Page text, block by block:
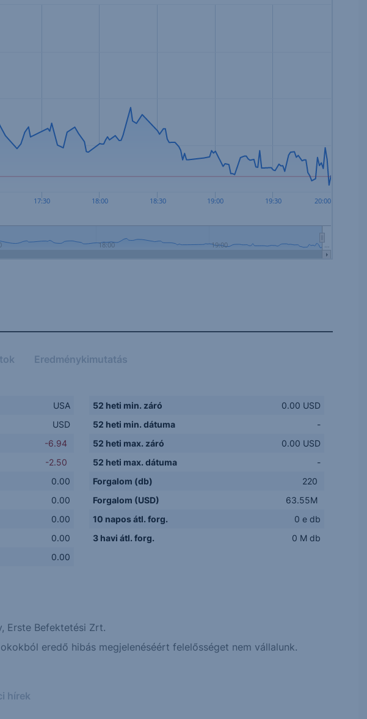
17:30 18:00 18:30 19:00 19:30 20:00
18:00 19:00 …
Eredménykimutatás
USA
USD
-6.94
-2.50
0.00
0.00
0.00
0.00
0.00
52 heti min. záró
0.00 USD
52 heti min. dátuma
-
52 heti max. záró
0.00 USD
52 heti max. dátuma
-
Forgalom (db)
220
Forgalom (USD)
63.55M
10 napos átl. forg.
0 e db
3 havi átl. forg.
0 M db
Erste Befektetési Zrt.
eredő hibás megjelenéséért felelősséget nem vállalunk.
hírek